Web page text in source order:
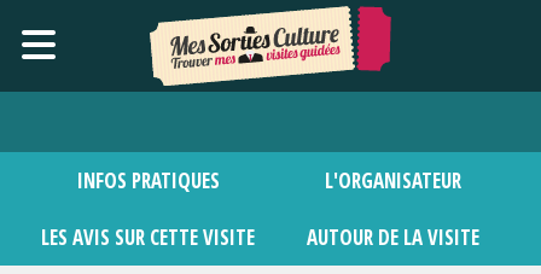
INFOS PRATIQUES L'ORGANISATEUR
LES AVIS SUR CETTE VISITE AUTOUR DE LA VISITE